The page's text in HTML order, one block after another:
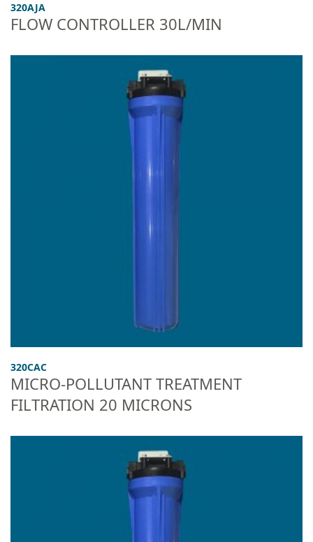
320AJA
FLOW CONTROLLER 30L/MIN
320CAC
MICRO-POLLUTANT TREATMENT
FILTRATION 20 MICRONS